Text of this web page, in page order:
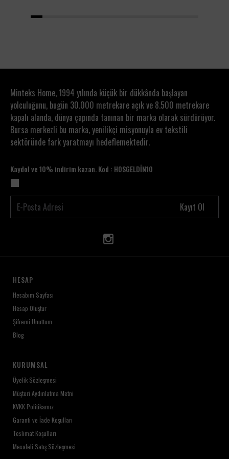
1
Minteks Home, 1994 yılında küçük bir dükkânda başlayan
yolculuğunu, bugün 30.000 metrekare açık ve 8.500 metrekare
kapalı alanda, dünya çapında tanınan bir marka olarak sürdürüyor.
Bursa merkezli bu marka, yenilikçi misyonuyla ev tekstili
sektöründe fark yaratmayı hedeflemektedir.
Kaydol ve 10% indirim kazan. Kod : HOSGELDİN10
Kayıt Ol
HESAP
Hesabım Sayfası
Hesap Oluştur
Şifremi Unuttum
Blog
KURUMSAL
Üyelik Sözleşmesi
Müşteri Aydınlatma Metni
KVKK Politikamız
Garanti ve İade Koşulları
Teslimat Koşulları
Mesafeli Satış Sözleşmesi